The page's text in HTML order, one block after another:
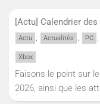
[Actu] Calendrier
Actu , Actualités , PC ,
Xbox
Faisons le point sur
2026, ainsi que les